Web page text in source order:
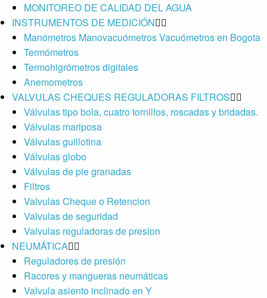
MONITOREO DE CALIDAD DEL AGUA
INSTRUMENTOS DE MEDICIÓN
Manómetros Manovacuómetros Vacuómetros en Bogota
Termómetros
Termohigrómetros digitales
Anemometros
VALVULAS CHEQUES REGULADORAS FILTROS
Válvulas tipo bola, cuatro tornillos, roscadas y bridadas.
Válvulas mariposa
Válvulas guillotina
Válvulas globo
Válvulas de pie granadas
Filtros
Valvulas Cheque o Retencion
Valvulas de seguridad
Valvulas reguladoras de presion
NEUMÁTICA
Reguladores de presión
Racores y mangueras neumáticas
Valvula asiento inclinado en Y